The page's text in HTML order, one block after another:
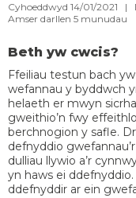
Cyhoeddwyd 14/01/2021
Amser darllen 5 munudau
Beth yw cwcis?
Ffeiliau testun bach
wefannau y byddwch
helaeth er mwyn
gweithio’n fwy
berchnogion y safle.
defnyddio
dulliau llywio a’r
yn haws ei
ddefnyddir ar ein